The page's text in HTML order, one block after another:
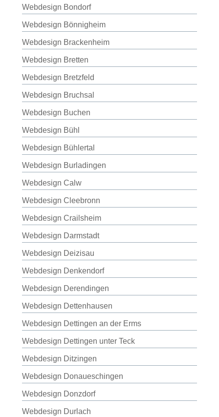
Webdesign Bondorf
Webdesign Bönnigheim
Webdesign Brackenheim
Webdesign Bretten
Webdesign Bretzfeld
Webdesign Bruchsal
Webdesign Buchen
Webdesign Bühl
Webdesign Bühlertal
Webdesign Burladingen
Webdesign Calw
Webdesign Cleebronn
Webdesign Crailsheim
Webdesign Darmstadt
Webdesign Deizisau
Webdesign Denkendorf
Webdesign Derendingen
Webdesign Dettenhausen
Webdesign Dettingen an der Erms
Webdesign Dettingen unter Teck
Webdesign Ditzingen
Webdesign Donaueschingen
Webdesign Donzdorf
Webdesign Durlach